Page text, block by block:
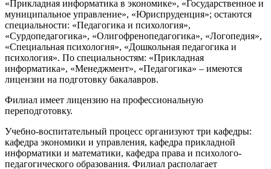
«Прикладная информатика в экономике», «Государственное и
муниципальное управление», «Юриспруденция»; остаются
специальности: «Педагогика и психология»,
«Сурдопедагогика», «Олигофренопедагогика», «Логопедия»,
«Специальная психология», «Дошкольная педагогика и
психология». По специальностям: «Прикладная
информатика», «Менеджмент», «Педагогика» – имеются
лицензии на подготовку бакалавров.
Филиал имеет лицензию на профессиональную
переподготовку.
Учебно-воспитательный процесс организуют три кафедры:
кафедра экономики и управления, кафедра прикладной
информатики и математики, кафедра права и психолого-
педагогического образования. Филиал располагает